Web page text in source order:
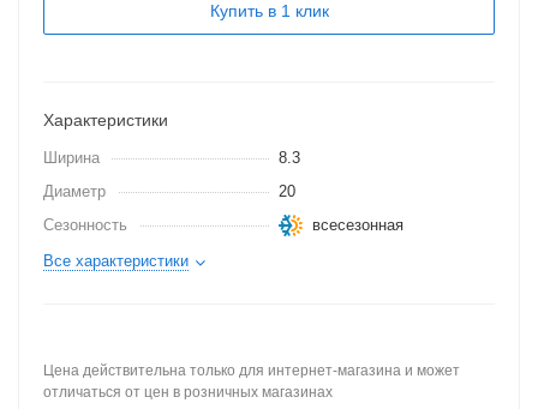
Купить в 1 клик
Характеристики
Ширина
8.3
Диаметр
20
Сезонность
всесезонная
Все характеристики
Цена действительна только для интернет-магазина и может
отличаться от цен в розничных магазинах